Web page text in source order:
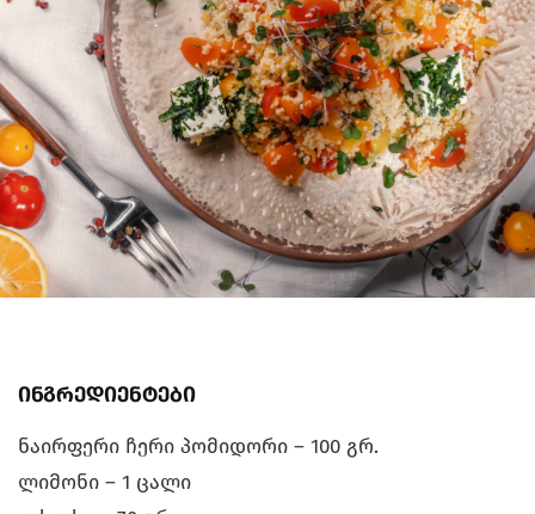
ინგრედიენტები
ნაირფერი ჩერი პომიდორი – 100 გრ.
ლიმონი – 1 ცალი